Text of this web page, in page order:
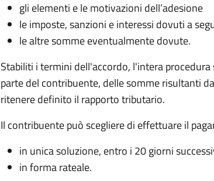
gli elementi e le motivazioni dell’adesione
le imposte, sanzioni e interessi dovuti a
le altre somme eventualmente dovute.
Stabiliti i termini dell'accordo, l'intera
parte del contribuente, delle somme risultanti
ritenere definito il rapporto tributario.
Il contribuente può scegliere di effettuare il
in unica soluzione, entro i 20 giorni
in forma rateale.